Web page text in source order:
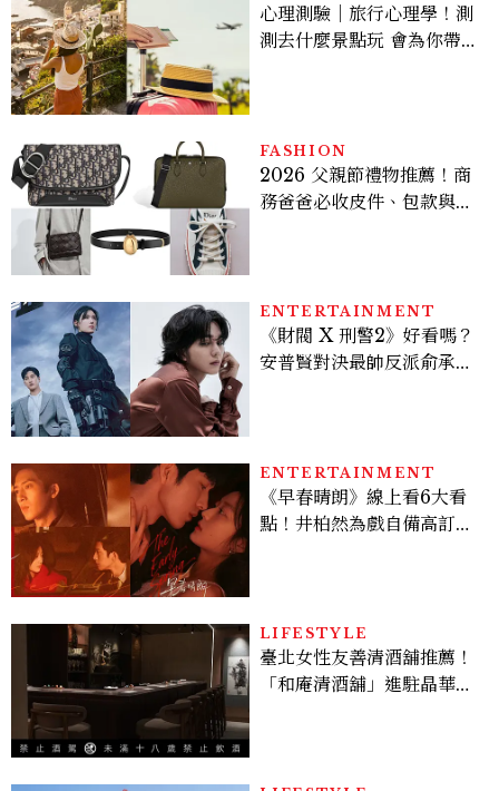
心理測驗｜旅行心理學！測
測去什麼景點玩 會為你帶來
FASHION
2026 父親節禮物推薦！商
務爸爸必收皮件、包款與鞋
ENTERTAINMENT
《財閥 X 刑警2》好看嗎？
安普賢對決最帥反派俞承
多大？
ENTERTAINMENT
《早春晴朗》線上看6大看
點！井柏然為戲自備高訂，
LIFESTYLE
臺北女性友善清酒舖推薦！
「和庵清酒舖」進駐晶華酒